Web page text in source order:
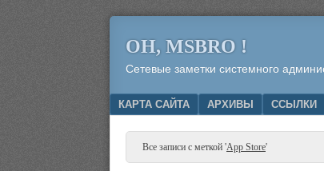
OH, MSBRO !
Сетевые заметки системного
Menu
SKIP TO CONTENT
КАРТА САЙТА АРХИВЫ ССЫЛКИ
Все записи с меткой 'App Store'